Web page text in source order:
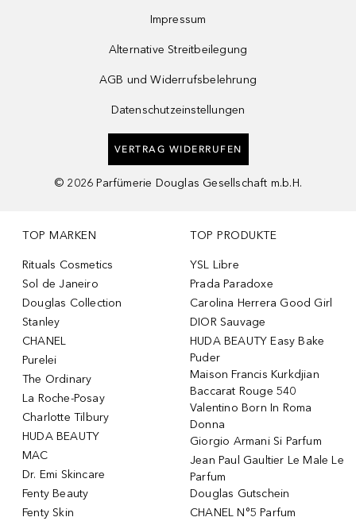
Impressum
Alternative Streitbeilegung
AGB und Widerrufsbelehrung
Datenschutzeinstellungen
VERTRAG WIDERRUFEN
© 2026 Parfümerie Douglas Gesellschaft m.b.H.
TOP MARKEN
Rituals Cosmetics
Sol de Janeiro
Douglas Collection
Stanley
CHANEL
Purelei
The Ordinary
La Roche-Posay
Charlotte Tilbury
HUDA BEAUTY
MAC
Dr. Emi Skincare
Fenty Beauty
Fenty Skin
TOP PRODUKTE
YSL Libre
Prada Paradoxe
Carolina Herrera Good Girl
DIOR Sauvage
HUDA BEAUTY Easy Bake
Puder
Maison Francis Kurkdjian
Baccarat Rouge 540
Valentino Born In Roma
Donna
Giorgio Armani Si Parfum
Jean Paul Gaultier Le Male Le
Parfum
Douglas Gutschein
CHANEL N°5 Parfum